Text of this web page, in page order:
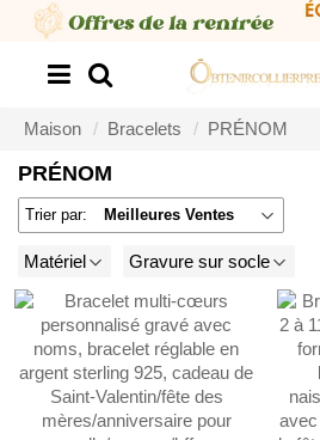
Maison Bracelets PRÉNOM
PRÉNOM
Trier par: Meilleures Ventes
Matériel Gravure sur socle